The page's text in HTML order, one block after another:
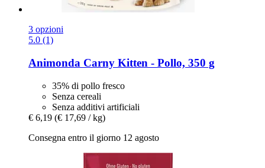
3 opzioni
5.0 (1)
Animonda Carny Kitten -​ Pollo, 350 g
35% di pollo fresco
Senza cereali
Senza additivi artificiali
€ 6,19 (€ 17,69 / kg)
Consegna entro il giorno 12 agosto